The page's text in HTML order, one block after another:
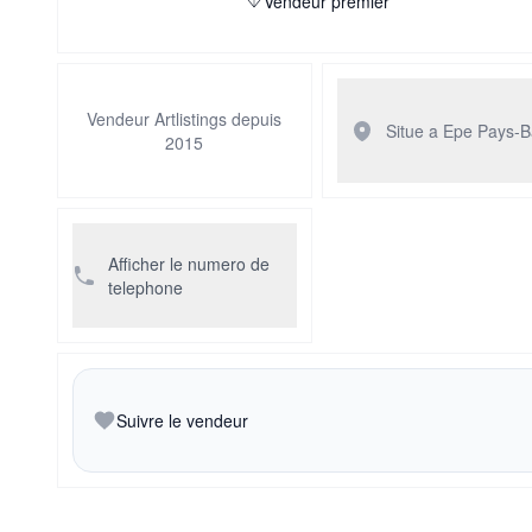
Vendeur Artlistings depuis
2015
Situe a Epe Pays-
Afficher le numero de
telephone
Suivre le vendeur